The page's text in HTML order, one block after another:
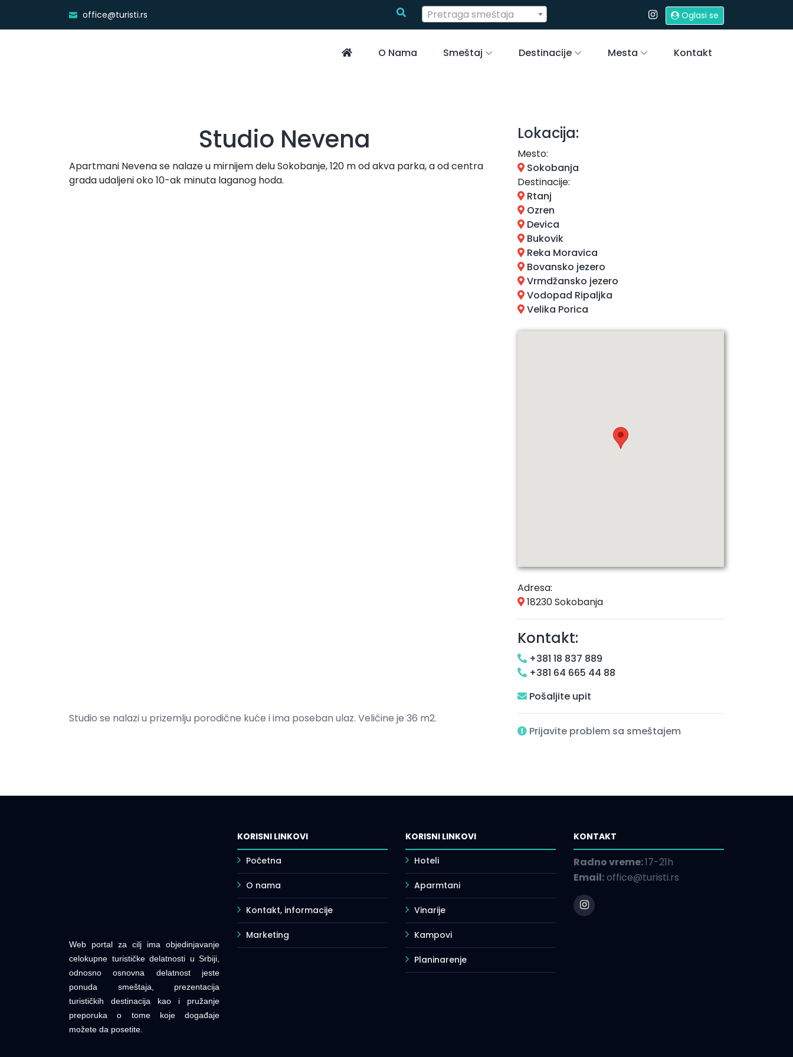
office@turisti.rs Pretraga smeštaja Oglasi se
O Nama Smeštaj Destinacije Mesta Kontakt
Studio Nevena
Apartmani Nevena se nalaze u mirnijem delu Sokobanje, 120 m od akva parka, a od centra
grada udaljeni oko 10-ak minuta laganog hoda.
Studio se nalazi u prizemlju porodične kuće i ima poseban ulaz. Veličine je 36 m2.
Lokacija:
Mesto:
Sokobanja
Destinacije:
Rtanj
Ozren
Devica
Bukovik
Reka Moravica
Bovansko jezero
Vrmdžansko jezero
Vodopad Ripaljka
Velika Porica
Adresa:
18230 Sokobanja
Kontakt:
+381 18 837 889
+381 64 665 44 88
Pošaljite upit
Prijavite problem sa smeštajem
Web portal za cilj ima objedinjavanje
celokupne turističke delatnosti u Srbiji,
odnosno osnovna delatnost jeste
ponuda smeštaja, prezentacija
turističkih destinacija kao i pružanje
preporuka o tome koje događaje
možete da posetite.
KORISNI LINKOVI
Početna
O nama
Kontakt, informacije
Marketing
KORISNI LINKOVI
Hoteli
Aparmtani
Vinarije
Kampovi
Planinarenje
KONTAKT
Radno vreme:17-21h
Email:office@turisti.rs